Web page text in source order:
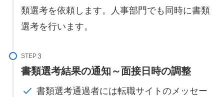
類選考を依頼します。人事部門でも同時に書類
選考を行います。
STEP
書類選考結果の通知～面接日時の調整
書類選考通過者には転職サイトのメッセー